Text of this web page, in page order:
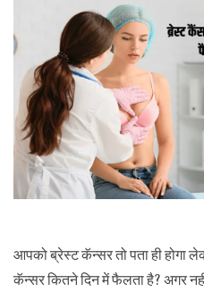
आपको ब्रेस्ट कॅन्सर तो पता ही होगा
कॅन्सर कितने दिन में फैलता है? अगर